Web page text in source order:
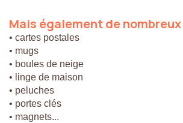
Mais égalementdenombreux
• cartes postales
• mugs
• boules de neige
• linge de maison
• peluches
• portes clés
• magnets...